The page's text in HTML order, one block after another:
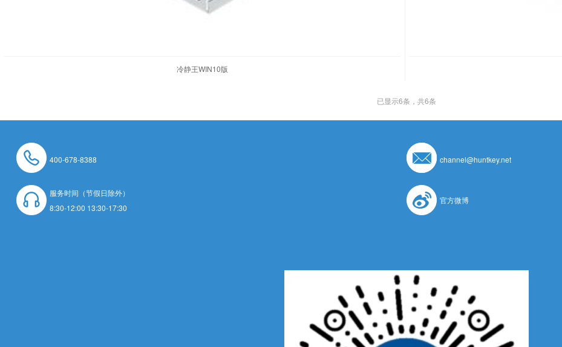
冷静王WIN10版
已显示6条，共6条
400-678-8388 channel@huntkey.net
服务时间（节假日除外）
8:30-12:00 13:30-17:30
官方微博